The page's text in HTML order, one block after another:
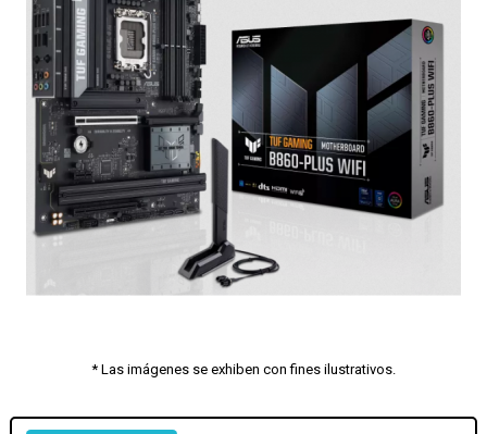
* Las imágenes se exhiben con fines ilustrativos.